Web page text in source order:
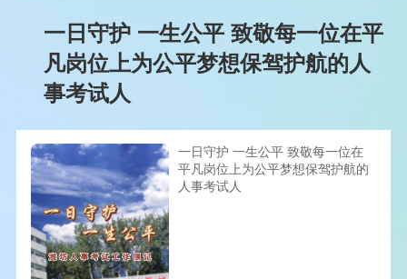
一日守护 一生公平 致敬每一位在平
凡岗位上为公平梦想保驾护航的人
事考试人
一日守护 一生公平 致敬每一位在
平凡岗位上为公平梦想保驾护航的
人事考试人